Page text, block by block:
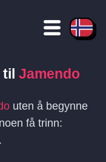
til Jamendo
uten å begynne
få trinn:
.